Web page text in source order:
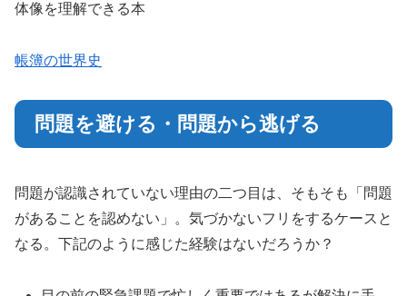
体像を理解できる本
帳簿の世界史
問題を避ける・問題から逃げる
問題が認識されていない理由の二つ目は、そもそも「問題
があることを認めない」。気づかないフリをするケースと
なる。下記のように感じた経験はないだろうか？